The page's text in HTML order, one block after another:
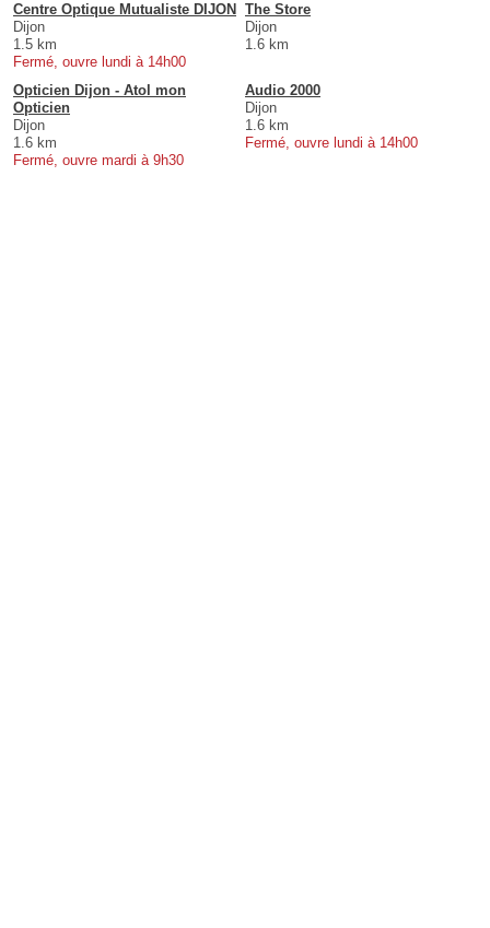
Centre Optique Mutualiste DIJON
Dijon
1.5 km
Fermé, ouvre lundi à 14h00
The Store
Dijon
1.6 km
Opticien Dijon - Atol mon
Opticien
Dijon
1.6 km
Fermé, ouvre mardi à 9h30
Audio 2000
Dijon
1.6 km
Fermé, ouvre lundi à 14h00